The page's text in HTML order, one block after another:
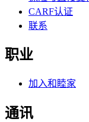
CARF认证
联系
职业
加入和睦家
通讯